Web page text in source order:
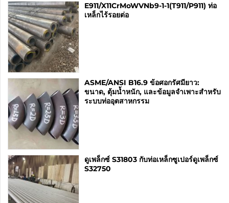
E911/X11CrMoWVNb9-1-1(T911/P911) ท่อ
เหล็กไร้รอยต่อ
ASME/ANSI B16.9 ข้อศอกรัศมียาว:
ขนาด, ตุ้มน้ำหนัก, และข้อมูลจำเพาะสำหรับ
ระบบท่ออุตสาหกรรม
ดูเพล็กซ์ S31803 กับท่อเหล็กซูเปอร์ดูเพล็กซ์
S32750